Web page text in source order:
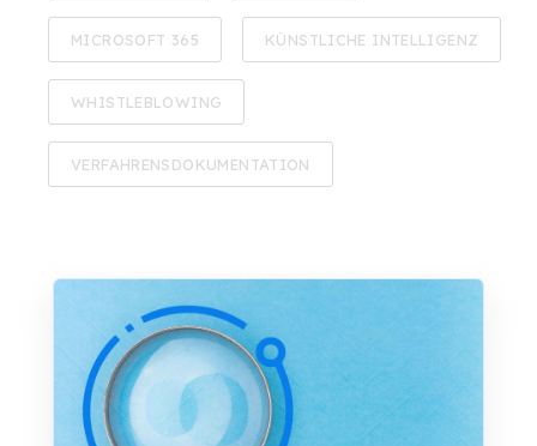
MICROSOFT 365 KÜNSTLICHE INTELLIGENZ
WHISTLEBLOWING
VERFAHRENSDOKUMENTATION